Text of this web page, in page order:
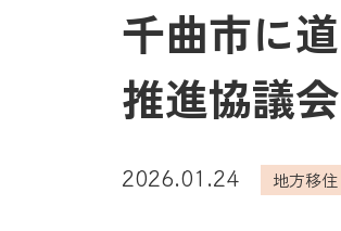
千曲市に
推進協議
2026.01.24 地方移住